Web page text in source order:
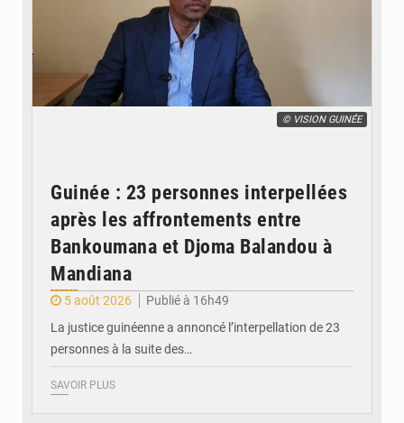
© VISION GUINÉE
Guinée : 23 personnes interpellées
après les affrontements entre
Bankoumana et Djoma Balandou à
Mandiana
5 août 2026
Publié à 16h49
La justice guinéenne a annoncé l’interpellation de 23
personnes à la suite des…
SAVOIR PLUS